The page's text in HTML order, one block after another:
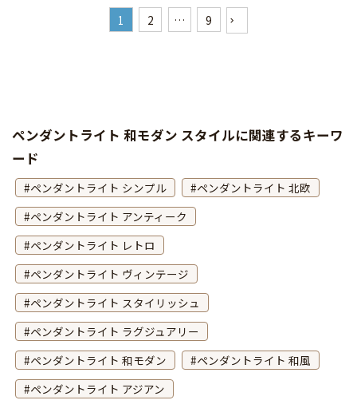
1 2 … 9
ペンダントライト 和モダン スタイルに関連するキーワ
ード
ペンダントライト シンプル
ペンダントライト 北欧
ペンダントライト アンティーク
ペンダントライト レトロ
ペンダントライト ヴィンテージ
ペンダントライト スタイリッシュ
ペンダントライト ラグジュアリー
ペンダントライト 和モダン
ペンダントライト 和風
ペンダントライト アジアン